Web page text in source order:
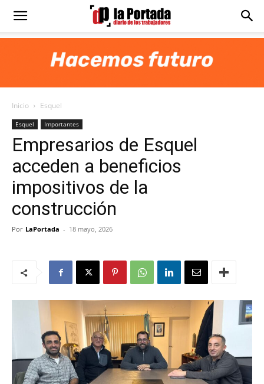
Diario
Portada
Inicio Esquel
Esquel Importantes
Empresarios de Esquel
acceden a beneficios
impositivos de la
construcción
Por LaPortada - 18 mayo, 2026